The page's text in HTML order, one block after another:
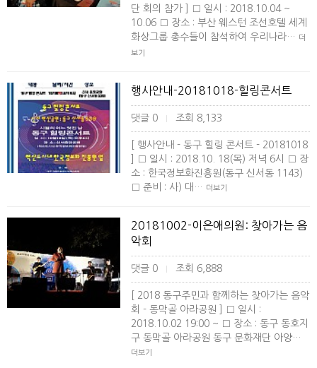
단 회의 참가 ] □ 일시 : 2018.10.04 ~
10.06 □ 장소 : 부산 웨스턴 조선호텔 세계
화상그룹 총수들이 참석하여 우리나라…
더
보기
행사안내-20181018-힐링콘서트
댓글 0 조회 8,133
[ 행사안내 - 동구 힐링 콘서트 - 20181018
] □ 일시 : 2018.10. 18(목) 저녁 6시 □ 장
소 : 한국정보화진흥원(동구 신서동 1143)
□ 준비 : 사) 대…
더보기
20181002-이은애의원: 찾아가는 음
악회
댓글 0 조회 6,888
[ 2018 동구주민과 함께하는 찾아가는 음악
회 - 동막골 아라공원 ] □ 일시 :
2018.10.02 19:00 ~ □ 장소 : 동구 동호지
구 동막골 아라공원 동구 문화재단 아양…
더보기